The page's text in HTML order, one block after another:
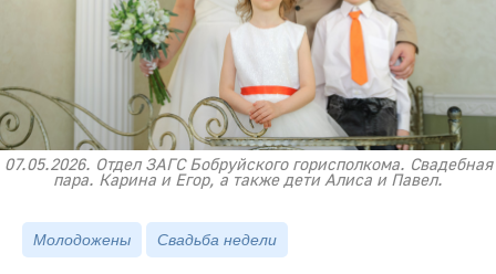
07.05.2026. Отдел ЗАГС Бобруйского горисполкома. Свадебная
пара. Карина и Егор, а также дети Алиса и Павел.
Молодожены Свадьба недели